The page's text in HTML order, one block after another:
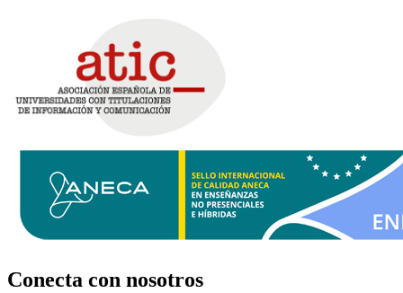
Conecta con nosotros